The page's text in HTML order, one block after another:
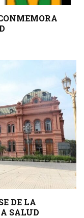
DE LA
SALUD